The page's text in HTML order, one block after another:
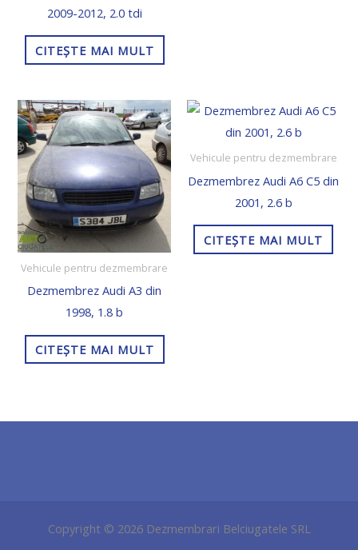
2009-2012, 2.0 tdi
CITEȘTE MAI MULT
Vehicule pentru dezmembrare
Dezmembrez Audi A3 din
1998, 1.8 b
CITEȘTE MAI MULT
Vehicule pentru dezmembrare
Dezmembrez Audi A6 C5 din
2001, 2.6 b
CITEȘTE MAI MULT
Copyright © 2026 Dezmembrari Belciugatele SRL